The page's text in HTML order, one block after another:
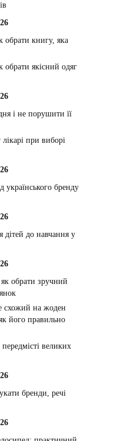
обрати книгу, яка
якісний одяг
і не порушити її
при виборі
українського бренду
дітей до навчання у
обрати зручний
схожий на жоден
його правильно
великих
бренди, речі